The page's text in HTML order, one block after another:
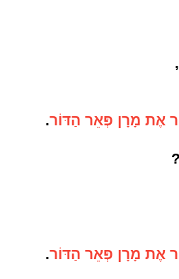
אֶת מָרָן פְּאֵר הַדּוֹר.
אֶת מָרָן פְּאֵר הַדּוֹר.